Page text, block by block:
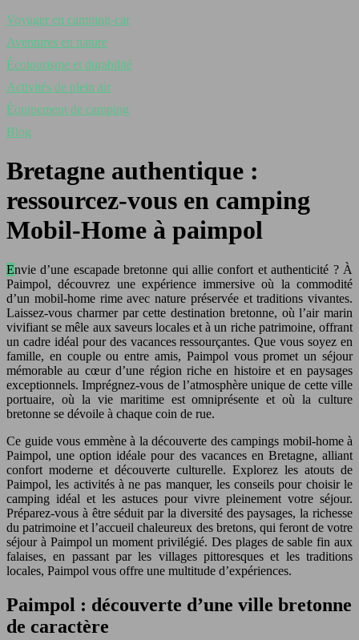
Voyager en camping-car
Aventures en nature
Écotourisme et durabilité
Activités de plein air
Équipement de camping
Blog
Bretagne authentique :
ressourcez-vous en camping
Mobil-Home à paimpol
Envie d’une escapade bretonne qui allie confort et authenticité ? À
Paimpol, découvrez une expérience immersive où la commodité
d’un mobil-home rime avec nature préservée et traditions vivantes.
Laissez-vous charmer par cette destination bretonne, où l’air marin
vivifiant se mêle aux saveurs locales et à un riche patrimoine, offrant
un cadre idéal pour des vacances ressourçantes. Que vous soyez en
famille, en couple ou entre amis, Paimpol vous promet un séjour
mémorable au cœur d’une région riche en histoire et en paysages
exceptionnels. Imprégnez-vous de l’atmosphère unique de cette ville
portuaire, où la vie maritime est omniprésente et où la culture
bretonne se dévoile à chaque coin de rue.
Ce guide vous emmène à la découverte des campings mobil-home à
Paimpol, une option idéale pour des vacances en Bretagne, alliant
confort moderne et découverte culturelle. Explorez les atouts de
Paimpol, les activités à ne pas manquer, les conseils pour choisir le
camping idéal et les astuces pour vivre pleinement votre séjour.
Préparez-vous à être séduit par la diversité des paysages, la richesse
du patrimoine et l’accueil chaleureux des bretons, qui feront de votre
séjour à Paimpol un moment privilégié. Des plages de sable fin aux
falaises, en passant par les villages pittoresques et les traditions
locales, Paimpol vous offre une multitude d’expériences.
Paimpol : découverte d’une ville bretonne
de caractère